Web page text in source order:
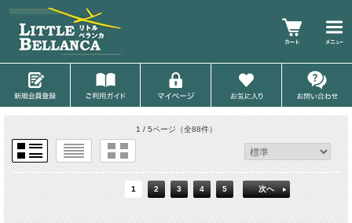
1 / 5ページ（全88件）
1 2 3 4 5 次へ